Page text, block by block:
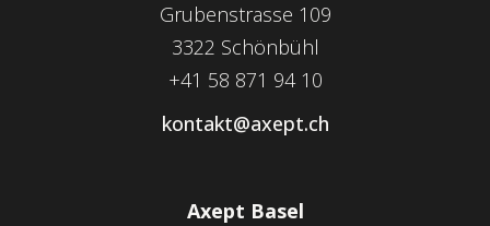
Grubenstrasse 109
3322 Schönbühl
+41 58 871 94 10
kontakt@axept.ch
Axept Basel